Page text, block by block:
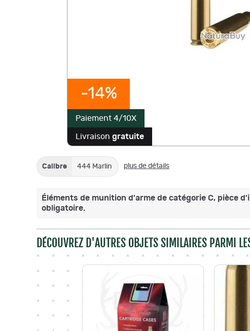
-14%
Paiement 4/10X
Livraison gratuite
Calibre 444 Marlin plus de détails
Éléments de munition d'arme de catégorie C, pièce
obligatoire.
DÉCOUVREZ D'AUTRES OBJETS SIMILAIRES PARMI